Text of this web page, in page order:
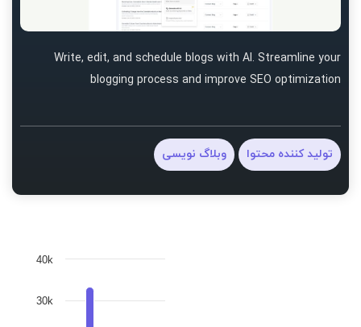
Write, edit, and schedule blogs with AI. Streamline your
blogging process and improve SEO optimization
تولید کننده محتوا وبلاگ نویسی
30k
40k